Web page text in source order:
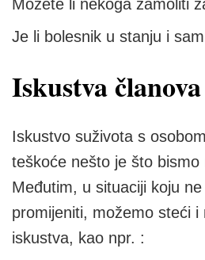
Možete li nekoga zamoliti
Je li bolesnik u stanju i
Iskustva
Iskustvo suživota s
teškoće nešto je što bismo
Međutim, u situaciji koju
promijeniti, možemo steći i
iskustva, kao npr. :